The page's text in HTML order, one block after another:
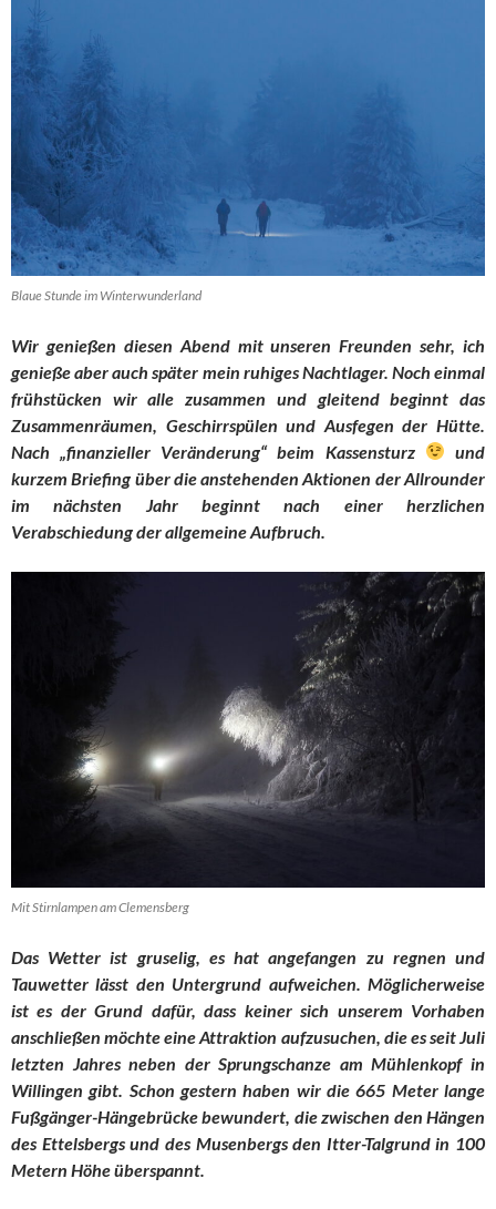
Blaue Stunde im Winterwunderland
Wir genießen diesen Abend mit unseren Freunden sehr, ich
genieße aber auch später mein ruhiges Nachtlager. Noch einmal
frühstücken wir alle zusammen und gleitend beginnt das
Zusammenräumen, Geschirrspülen und Ausfegen der Hütte.
Nach „finanzieller Veränderung“ beim Kassensturz
und
kurzem Briefing über die anstehenden Aktionen der Allrounder
im nächsten Jahr beginnt nach einer herzlichen
Verabschiedung der allgemeine Aufbruch.
Mit Stirnlampen am Clemensberg
Das Wetter ist gruselig, es hat angefangen zu regnen und
Tauwetter lässt den Untergrund aufweichen. Möglicherweise
ist es der Grund dafür, dass keiner sich unserem Vorhaben
anschließen möchte eine Attraktion aufzusuchen, die es seit Juli
letzten Jahres neben der Sprungschanze am Mühlenkopf in
Willingen gibt. Schon gestern haben wir die 665 Meter lange
Fußgänger-Hängebrücke bewundert, die zwischen den Hängen
des Ettelsbergs und des Musenbergs den Itter-Talgrund in 100
Metern Höhe überspannt.